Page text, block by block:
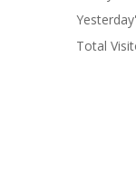
Total